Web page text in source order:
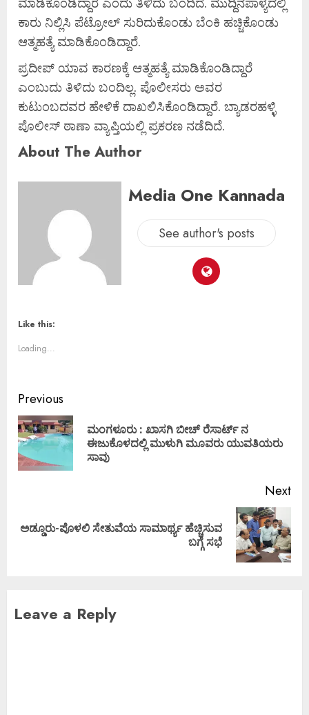
ಕಾರು ನಿಲ್ಲಿಸಿ ಪೆಟ್ರೋಲ್ ಸುರಿದುಕೊಂಡು ಬೆಂಕಿ ಹಚ್ಚಿಕೊಂಡು
ಆತ್ಮಹತ್ಯೆ ಮಾಡಿಕೊಂಡಿದ್ದಾರೆ.
ಪ್ರದೀಪ್ ಯಾವ ಕಾರಣಕ್ಕೆ ಆತ್ಮಹತ್ಯೆ ಮಾಡಿಕೊಂಡಿದ್ದಾರೆ
ಎಂಬುದು ತಿಳಿದು ಬಂದಿಲ್ಲ. ಪೊಲೀಸರು ಅವರ
ಕುಟುಂಬದವರ ಹೇಳಿಕೆ ದಾಖಲಿಸಿಕೊಂಡಿದ್ದಾರೆ. ಬ್ಯಾಡರಹಳ್ಳಿ
ಪೊಲೀಸ್ ಠಾಣಾ ವ್ಯಾಪ್ತಿಯಲ್ಲಿ ಪ್ರಕರಣ ನಡೆದಿದೆ.
About The Author
Media One Kannada
See author's posts
Like this:
Loading...
Previous
ಮಂಗಳೂರು : ಖಾಸಗಿ ಬೀಚ್ ರೆಸಾರ್ಟ್ ನ
ಈಜುಕೊಳದಲ್ಲಿ ಮುಳುಗಿ ಮೂವರು ಯುವತಿಯರು
ಸಾವು
Next
ಅಡ್ಡೂರು-ಪೊಳಲಿ ಸೇತುವೆಯ ಸಾಮಾರ್ಥ್ಯ ಹೆಚ್ಚಿಸುವ
ಬಗ್ಗೆ ಸಭೆ
Leave a Reply